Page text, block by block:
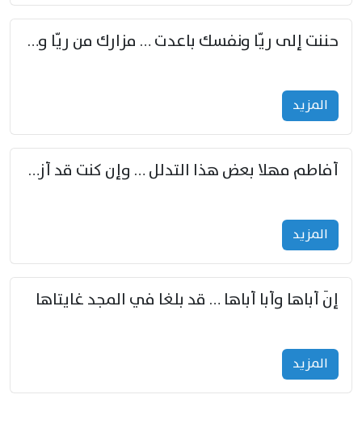
حننت إلى ريّا ونفسك باعدت … مزارك من ريّا وشعباكما معا
المزید
أفاطم مهلا بعض هذا التدلل … وإن كنت قد أزمعت صرمي فأجملي
المزید
إنّ أباها وأبا أباها … قد بلغا في المجد غايتاها
المزید